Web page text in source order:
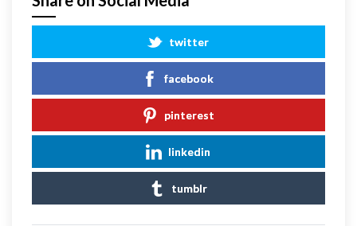
twitter
facebook
pinterest
linkedin
tumblr